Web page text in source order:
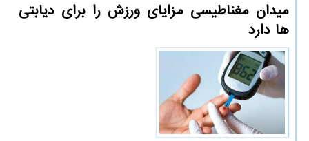
میدان مغناطیسی مزایای ورزش را برای دیابتی
ها دارد